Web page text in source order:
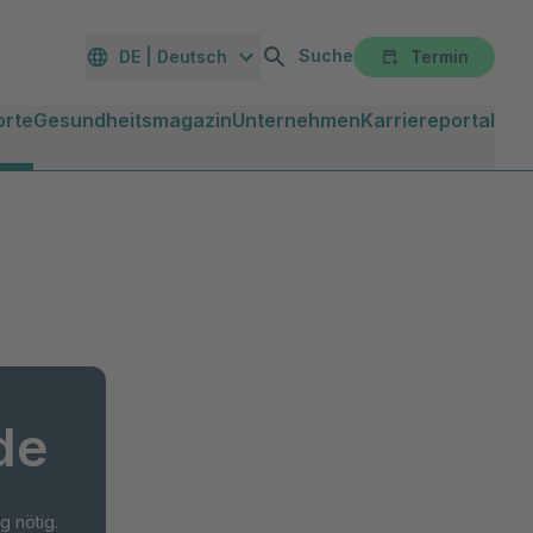
DE | Deutsch Suche Termin
GesundheitsmagazinUnternehmenKarriereportal
nötig.